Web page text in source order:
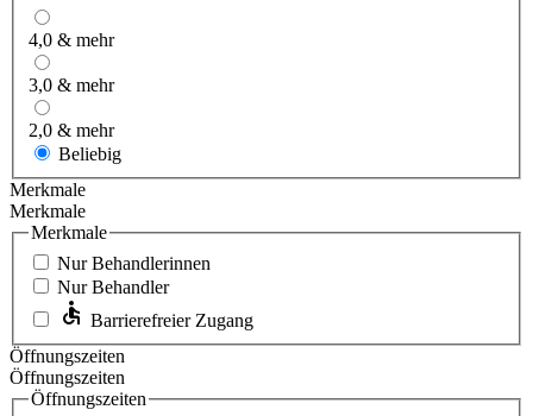
4,0 & mehr
3,0 & mehr
2,0 & mehr
Beliebig
Merkmale
Merkmale
Merkmale
Nur Behandlerinnen
Nur Behandler
Barrierefreier Zugang
Öffnungszeiten
Öffnungszeiten
Öffnungszeiten